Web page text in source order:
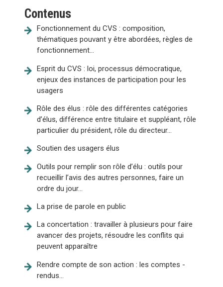
Contenus
Fonctionnement du CVS : composition,
thématiques pouvant y être abordées, règles de
fonctionnement...
Esprit du CVS : loi, processus démocratique,
enjeux des instances de participation pour les
usagers
Rôle des élus : rôle des différentes catégories
d’élus, différence entre titulaire et suppléant, rôle
particulier du président, rôle du directeur...
Soutien des usagers élus
Outils pour remplir son rôle d’élu : outils pour
recueillir l’avis des autres personnes, faire un
ordre du jour...
La prise de parole en public
La concertation : travailler à plusieurs pour faire
avancer des projets, résoudre les conflits qui
peuvent apparaître
Rendre compte de son action : les comptes -
rendus...